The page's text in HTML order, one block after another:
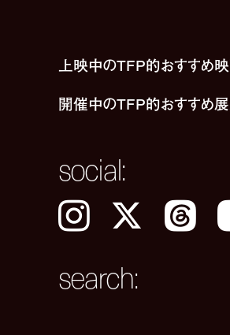
上映中のTFP的おすすめ
開催中のTFP的おすすめ
social:
Instagram 𝕏 Threads
search: